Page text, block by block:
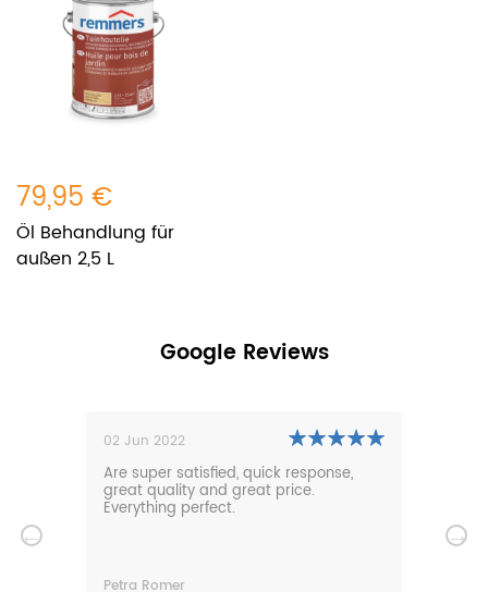
79,95 €
Öl Behandlung für
außen 2,5 L
Google Reviews
02 Jun 2022
Are super satisfied, quick response,
great quality and great price.
Everything perfect.
Petra Romer